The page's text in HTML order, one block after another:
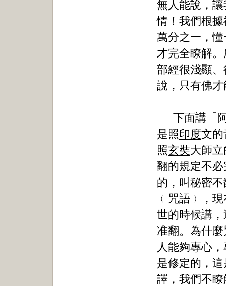
無人能說，
情！我們根
萬分之一，
才完全瞭解
部經很淺顯
說，只有佛
下面講「
是照印度文
照玄奘大師
翻的規定不
的，叫秘密
﹙咒語﹚，
世的時候講
准翻。為什
人能夠專心
是修定的，
譯，我們不